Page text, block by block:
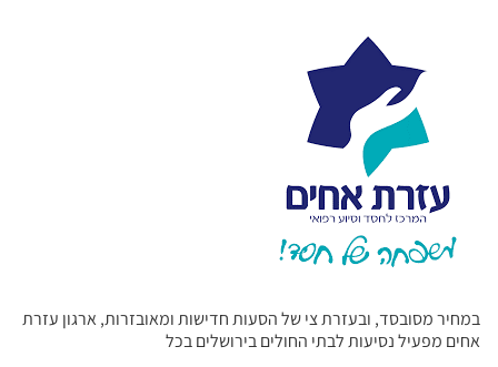
במחיר מסובסד, ובעזרת צי של הסעות חדישות ומאובזרות, ארגון עזרת
אחים מפעיל נסיעות לבתי החולים בירושלים בכל